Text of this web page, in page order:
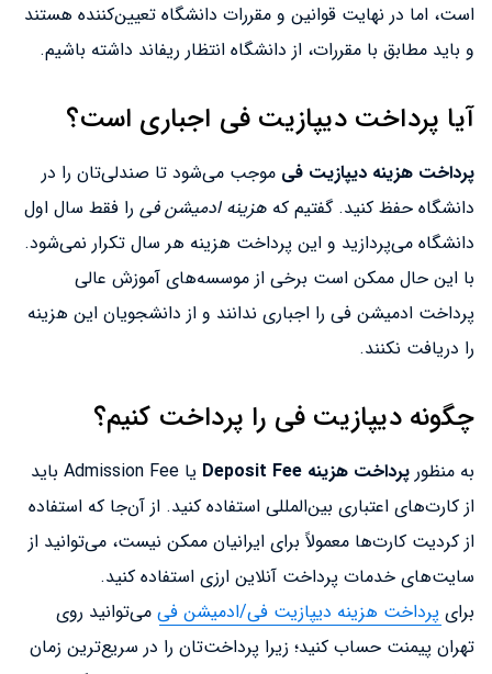
است، اما در نهایت قوانین و مقررات دانشگاه تعیین‌کننده هستند
و باید مطابق با مقررات، از دانشگاه انتظار ریفاند داشته باشیم.
آیا پرداخت دیپازیت فی اجباری است؟
پرداخت هزینه دیپازیت فی موجب می‌شود تا صندلی‌تان را در
دانشگاه حفظ کنید. گفتیم که هزینه ادمیشن فی را فقط سال اول
دانشگاه می‌پردازید و این پرداخت هزینه هر سال تکرار نمی‌شود.
با این حال ممکن است برخی از موسسه‌های آموزش عالی
پرداخت ادمیشن فی را اجباری ندانند و از دانشجویان این هزینه
را دریافت نکنند.
چگونه دیپازیت فی را پرداخت کنیم؟
به منظور پرداخت هزینه Deposit Fee
یا Admission Fee باید
از کارت‌های اعتباری بین‌المللی استفاده کنید. از آن‌جا که استفاده
از کردیت کارت‌ها معمولاً برای ایرانیان ممکن نیست، می‌توانید از
سایت‌های خدمات پرداخت آنلاین ارزی استفاده کنید.
برای پرداخت هزینه دیپازیت فی/ادمیشن فی می‌توانید روی
تهران پیمنت حساب کنید؛ زیرا پرداخت‌تان را در سریع‌ترین زمان